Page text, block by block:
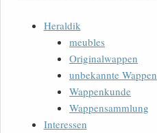
Heraldik
meubles
Originalwappen
unbekannte Wappen
Wappenkunde
Wappensammlung
Interessen